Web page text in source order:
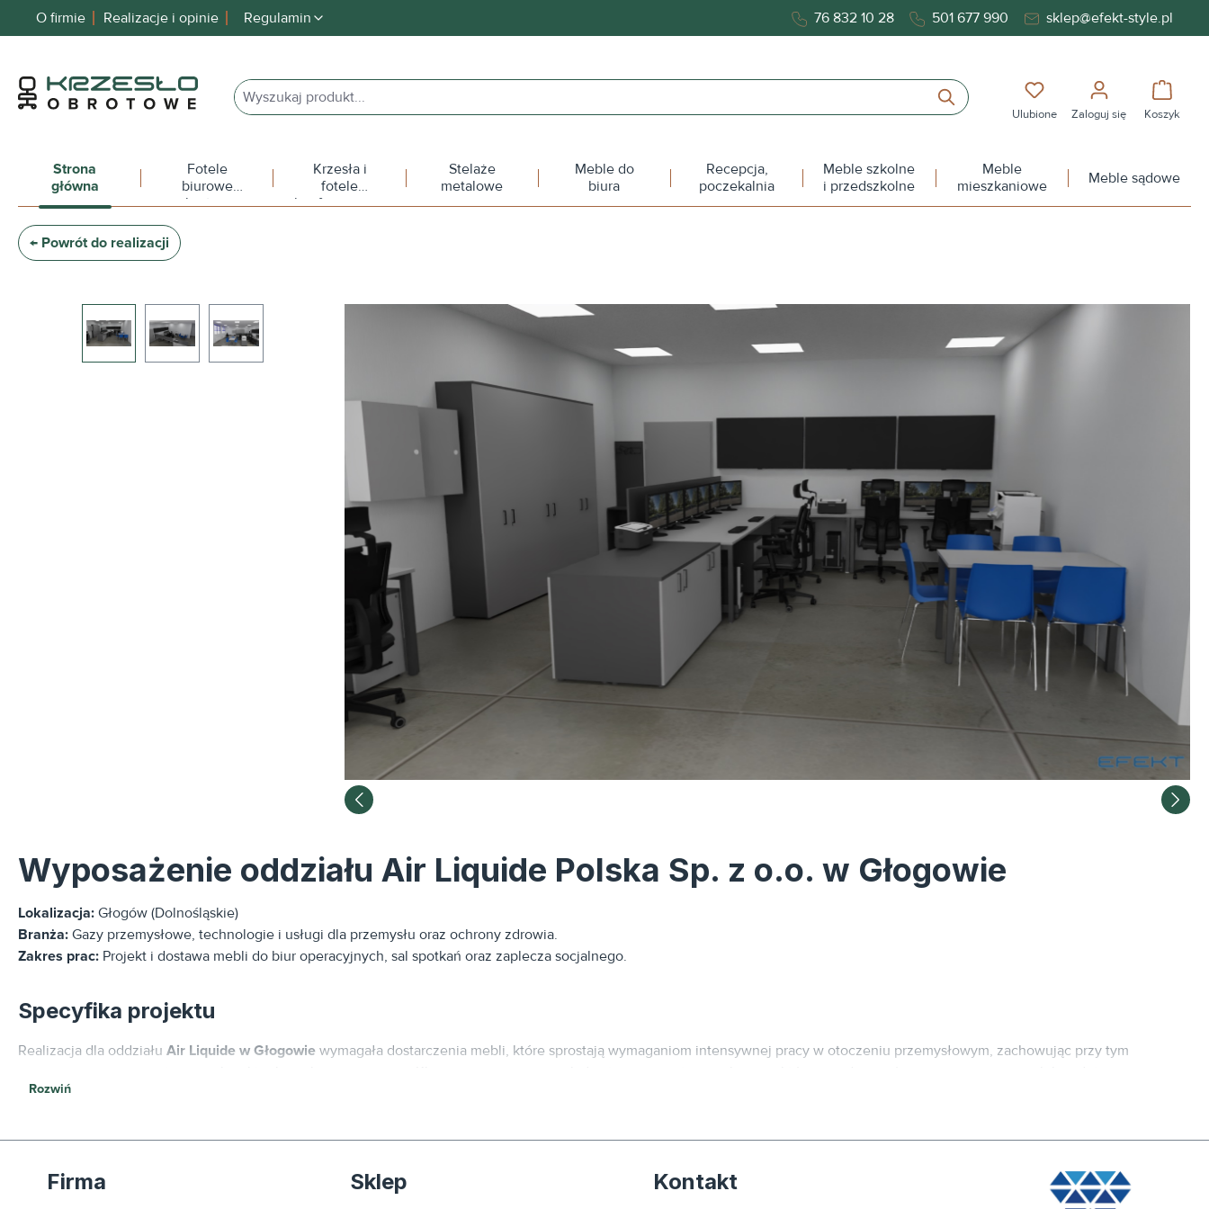
Przejdź do głównej nawigacji
O firmie Realizacje i opinie Regulamin 76 832 10 28 501 677 990 sklep@efekt-style.pl
Masz 0 przedmioty na
Ulubione Zaloguj się Koszyk
Strona
główna
Fotele
biurowe
obrotowe
Krzesła i
fotele
konferencyjne
Stelaże
metalowe
Meble do
biura
Recepcja,
poczekalnia
Meble szkolne
i przedszkolne
Meble
mieszkaniowe
Meble sądowe
← Powrót do realizacji
Wyposażenie oddziału Air Liquide Polska Sp. z o.o. w Głogowie
Lokalizacja: Głogów (Dolnośląskie)
Branża: Gazy przemysłowe, technologie i usługi dla przemysłu oraz ochrony zdrowia.
Zakres prac: Projekt i dostawa mebli do biur operacyjnych, sal spotkań oraz zaplecza socjalnego.
Specyfika projektu
Realizacja dla oddziału Air Liquide w Głogowie wymagała dostarczenia mebli, które sprostają wymaganiom intensywnej pracy w otoczeniu przemysłowym, zachowując przy tym
utrzymaniu czystości.
Zastosowane rozwiązania meblowe:
Stanowiska operacyjne:
Biurka o wzmocnionej konstrukcji, odporne na intensywne użytkowanie, wyposażone w systemy zarządzania okablowaniem. Pozwala to na utrzymanie
Rozwiń
Firma Sklep Kontakt